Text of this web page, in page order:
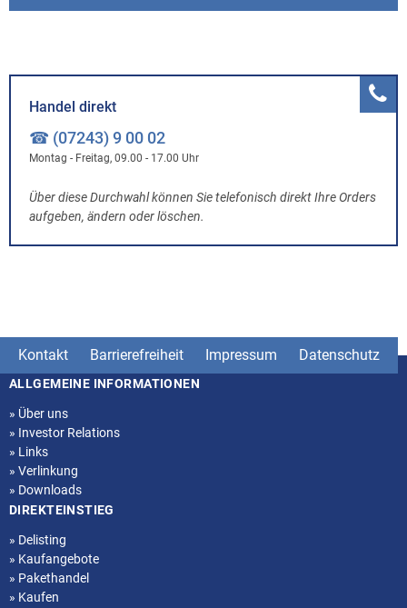
Handel direkt
☎ (07243) 9 00 02
Montag - Freitag, 09.00 - 17.00 Uhr
Über diese Durchwahl können Sie telefonisch direkt Ihre Orders
aufgeben, ändern oder löschen.
Kontakt Barrierefreiheit Impressum Datenschutz
Seitenstruktur
ALLGEMEINE INFORMATIONEN
» Über uns
» Investor Relations
» Links
» Verlinkung
» Downloads
DIREKTEINSTIEG
» Delisting
» Kaufangebote
» Pakethandel
» Kaufen